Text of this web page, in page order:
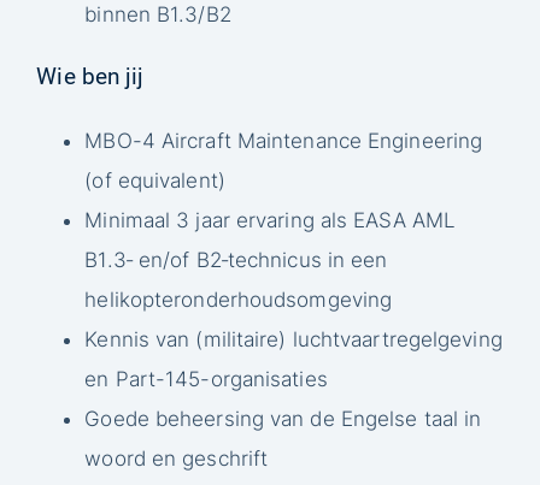
binnen B1.3/B2
Wie ben jij
MBO-4 Aircraft Maintenance Engineering
(of equivalent)
Minimaal 3 jaar ervaring als EASA AML
B1.3‑ en/of B2‑technicus in een
helikopteronderhoudsomgeving
Kennis van (militaire) luchtvaartregelgeving
en Part-145-organisaties
Goede beheersing van de Engelse taal in
woord en geschrift